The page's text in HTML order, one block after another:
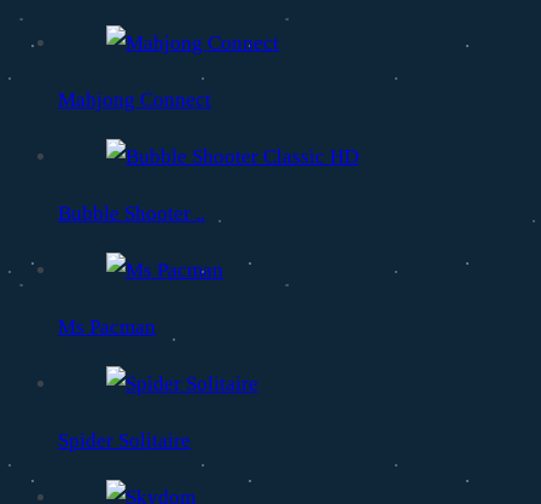
Mahjong Connect
Bubble Shooter ..
Ms Pacman
Spider Solitaire